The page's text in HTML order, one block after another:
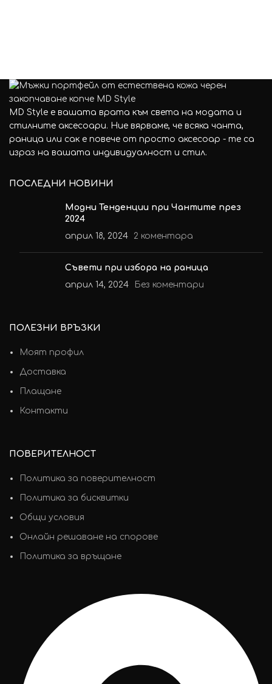
MD Style е вашата врата към света на модата и
стилните аксесоари. Ние вярваме, че всяка чанта,
раница или сак е повече от просто аксесоар - те са
израз на вашата индивидуалност и стил.
ПОСЛЕДНИ НОВИНИ
Модни Тенденции при Чантите през
2024
април 18, 2024
2 коментара
Съвети при избора на раница
април 14, 2024
Без коментари
ПОЛЕЗНИ ВРЪЗКИ
Моят профил
Доставка
Плащане
Контакти
ПОВЕРИТЕЛНОСТ
Политика за поверителност
Политика за бисквитки
Общи условия
Онлайн решаване на спорове
Политика за връщане